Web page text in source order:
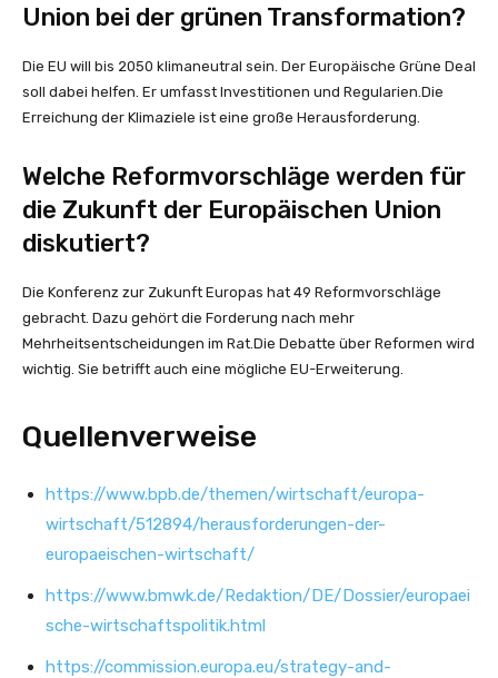
Union bei der grünen Transformation?
Die EU will bis 2050 klimaneutral sein. Der Europäische Grüne Deal
soll dabei helfen. Er umfasst Investitionen und Regularien.Die
Erreichung der Klimaziele ist eine große Herausforderung.
Welche Reformvorschläge werden für
die Zukunft der Europäischen Union
diskutiert?
Die Konferenz zur Zukunft Europas hat 49 Reformvorschläge
gebracht. Dazu gehört die Forderung nach mehr
Mehrheitsentscheidungen im Rat.Die Debatte über Reformen wird
wichtig. Sie betrifft auch eine mögliche EU-Erweiterung.
Quellenverweise
https://www.bpb.de/themen/wirtschaft/europa-
wirtschaft/512894/herausforderungen-der-
europaeischen-wirtschaft/
https://www.bmwk.de/Redaktion/DE/Dossier/europaei
sche-wirtschaftspolitik.html
https://commission.europa.eu/strategy-and-